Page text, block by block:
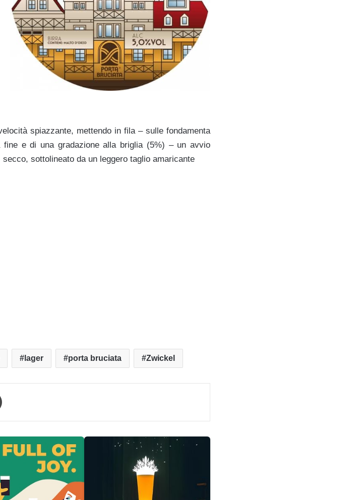
spiazzante, mettendo in fila – sulle fondamenta
e di una gradazione alla briglia (5%) – un avvio
sottolineato da un leggero taglio amaricante
lager porta bruciata Zwickel